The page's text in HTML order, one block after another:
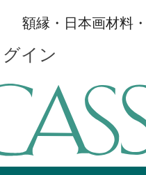
額縁・日本画材料
グイン